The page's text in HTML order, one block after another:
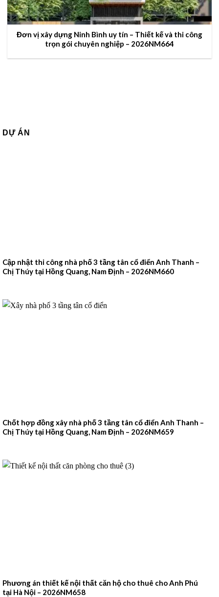
Đơn vị xây dựng Ninh Bình uy tín – Thiết kế và thi công
trọn gói chuyên nghiệp – 2026NM664
DỰ ÁN
Cập nhật thi công nhà phố 3 tầng tân cổ điển Anh Thanh –
Chị Thúy tại Hồng Quang, Nam Định – 2026NM660
Chốt hợp đồng xây nhà phố 3 tầng tân cổ điển Anh Thanh –
Chị Thúy tại Hồng Quang, Nam Định – 2026NM659
Phương án thiết kế nội thất căn hộ cho thuê cho Anh Phú
tại Hà Nội – 2026NM658